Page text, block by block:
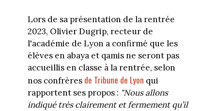
Lors de sa présentation de la rentrée
2023, Olivier Dugrip, recteur de
l'académie de Lyon a confirmé que les
élèves en abaya et qamis ne seront pas
accueillis en classe à la rentrée, selon
nos confrères de Tribune de Lyon qui
rapportent ses propos : "Nous allons
indiqué très clairement et fermement qu’il